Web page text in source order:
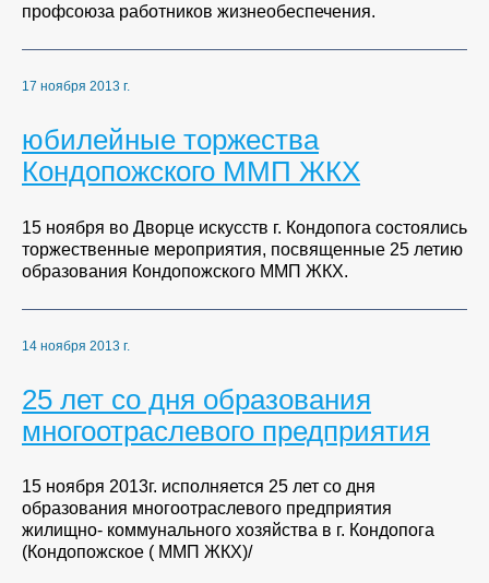
профсоюза работников жизнеобеспечения.
17 ноября 2013 г.
юбилейные торжества
Кондопожского ММП ЖКХ
15 ноября во Дворце искусств г. Кондопога состоялись
торжественные мероприятия, посвященные 25 летию
образования Кондопожского ММП ЖКХ.
14 ноября 2013 г.
25 лет со дня образования
многоотраслевого предприятия
15 ноября 2013г. исполняется 25 лет со дня
образования многоотраслевого предприятия
жилищно- коммунального хозяйства в г. Кондопога
(Кондопожское ( ММП ЖКХ)/